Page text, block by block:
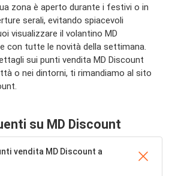
zona è aperto durante i festivi o in
serali, evitando spiacevoli
visualizzare il volantino MD
con tutte le novità della settimana.
sui punti vendita MD Discount
o nei dintorni, ti rimandiamo al sito
su MD Discount
vendita MD Discount a